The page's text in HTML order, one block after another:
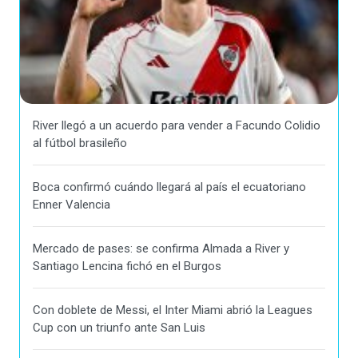
River llegó a un acuerdo para vender a Facundo Colidio
al fútbol brasileño
Boca confirmó cuándo llegará al país el ecuatoriano
Enner Valencia
Mercado de pases: se confirma Almada a River y
Santiago Lencina fichó en el Burgos
Con doblete de Messi, el Inter Miami abrió la Leagues
Cup con un triunfo ante San Luis